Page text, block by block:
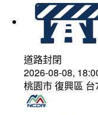
道路封閉
2026-08-08,
桃園市 復興區